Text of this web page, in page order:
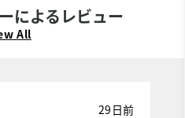
によるレビュー
All
29日前